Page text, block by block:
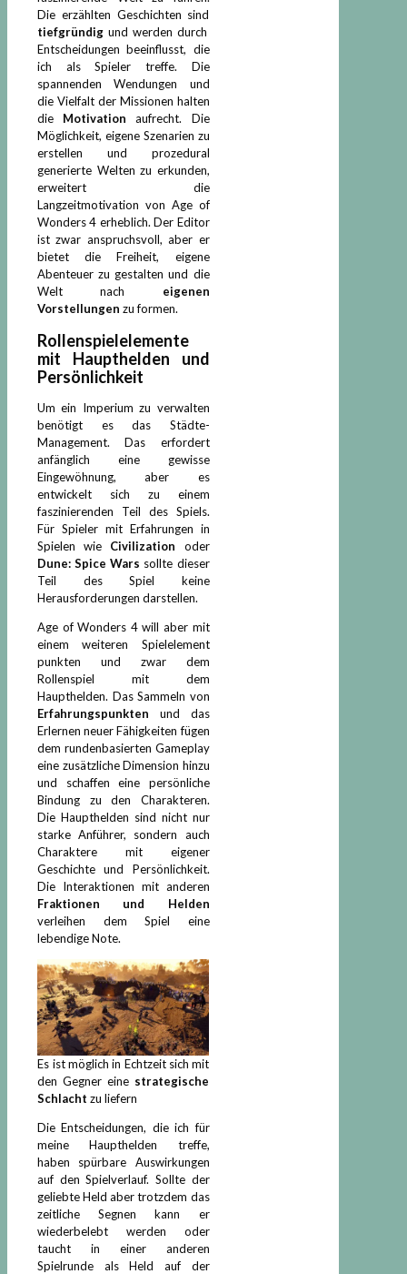
Die erzählten Geschichten sind
tiefgründig und werden durch
Entscheidungen beeinflusst, die
ich als Spieler treffe. Die
spannenden Wendungen und
die Vielfalt der Missionen halten
die Motivationaufrecht. Die
Möglichkeit, eigene Szenarien zu
erstellen und prozedural
generierte Welten zu erkunden,
erweitert die
Langzeitmotivation von Age of
Wonders 4 erheblich. Der Editor
ist zwar anspruchsvoll, aber er
bietet die Freiheit, eigene
Abenteuer zu gestalten und die
Welt nach eigenen
Vorstellungen zu formen.
Rollenspielelemente
mit Haupthelden und
Persönlichkeit
Um ein Imperium zu verwalten
benötigt es das Städte-
Management. Das erfordert
anfänglich eine gewisse
Eingewöhnung, aber es
entwickelt sich zu einem
faszinierenden Teil des Spiels.
Für Spieler mit Erfahrungen in
Spielen wie Civilization oder
Dune: Spice Wars sollte dieser
Teil des Spiel keine
Herausforderungen darstellen.
Age of Wonders 4 will aber mit
einem weiteren Spielelement
punkten und zwar dem
Rollenspiel mit dem
Haupthelden. Das Sammeln von
Erfahrungspunkten und das
Erlernen neuer Fähigkeiten fügen
dem rundenbasierten Gameplay
eine zusätzliche Dimension hinzu
und schaffen eine persönliche
Bindung zu den Charakteren.
Die Haupthelden sind nicht nur
starke Anführer, sondern auch
Charaktere mit eigener
Geschichte und Persönlichkeit.
Die Interaktionen mit anderen
Fraktionen und Helden
verleihen dem Spiel eine
lebendige Note.
Es ist möglich in Echtzeit sich mit
den Gegner eine strategische
Schlacht zu liefern
Die Entscheidungen, die ich für
meine Haupthelden treffe,
haben spürbare Auswirkungen
auf den Spielverlauf. Sollte der
geliebte Held aber trotzdem das
zeitliche Segnen kann er
wiederbelebt werden oder
taucht in einer anderen
Spielrunde als Held auf der